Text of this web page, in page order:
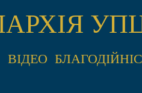
ВІДЕО